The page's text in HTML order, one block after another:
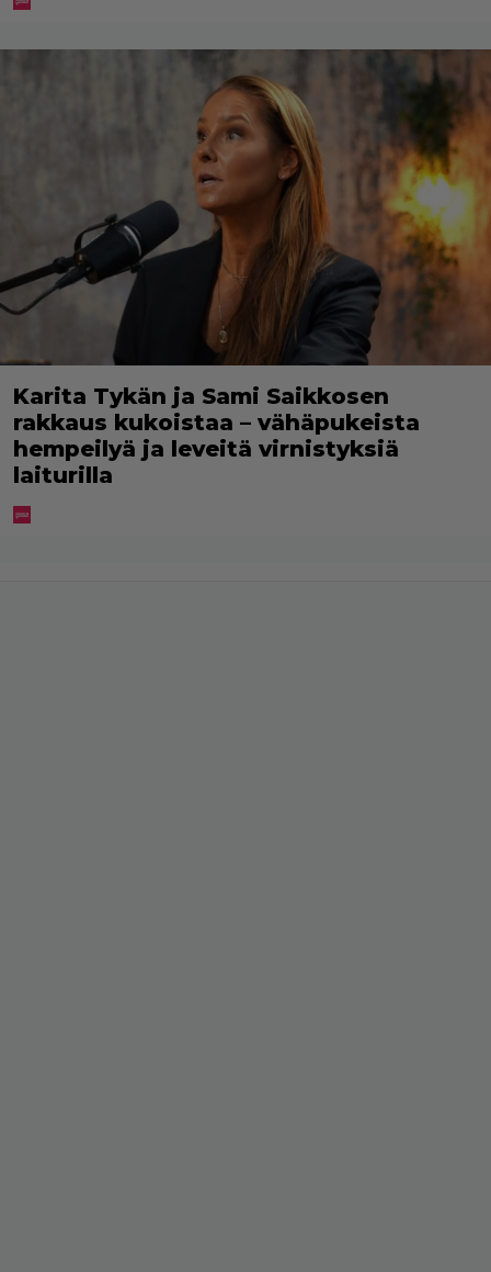
Karita Tykän ja Sami Saikkosen
rakkaus kukoistaa – vähäpukeista
hempeilyä ja leveitä virnistyksiä
laiturilla